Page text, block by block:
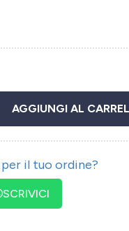
AGGIUNGI AL
il tuo ordine?
SCRIVICI